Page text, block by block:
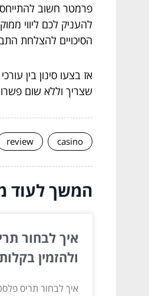
פרמטר חשוב
להעניק לכם ליווי
הסיכויים להצלחת
אז בצעו סינון בין
שצריך וללא שום
casino
review
המשך לעוד
איך לבחור
ולהזמין בקלות
איך לבחור תריס